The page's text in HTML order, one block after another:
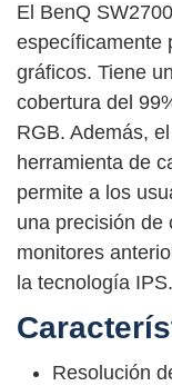
El BenQ
específicamente
gráficos. Tiene
cobertura del
RGB. Además,
herramienta de
permite a los
una precisión de
monitores
la tecnología IPS.
Resolución